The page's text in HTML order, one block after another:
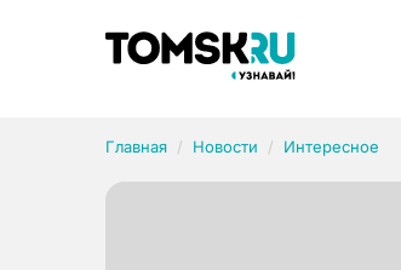
Главная Новости Интересное
Рубрики